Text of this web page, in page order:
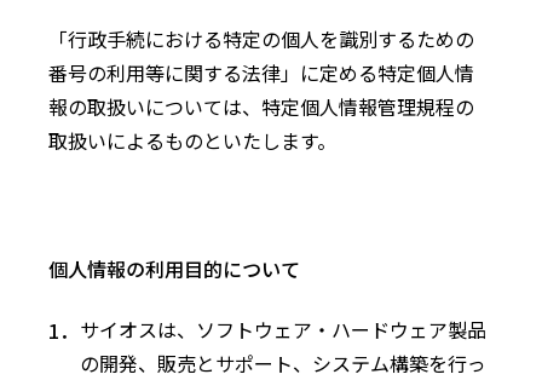
「行政手続における特定の個人を識別するための
番号の利用等に関する法律」に定める特定個人情
報の取扱いについては、特定個人情報管理規程の
取扱いによるものといたします。
個人情報の利用目的について
サイオスは、ソフトウェア・ハードウェア製品
の開発、販売とサポート、システム構築を行っ